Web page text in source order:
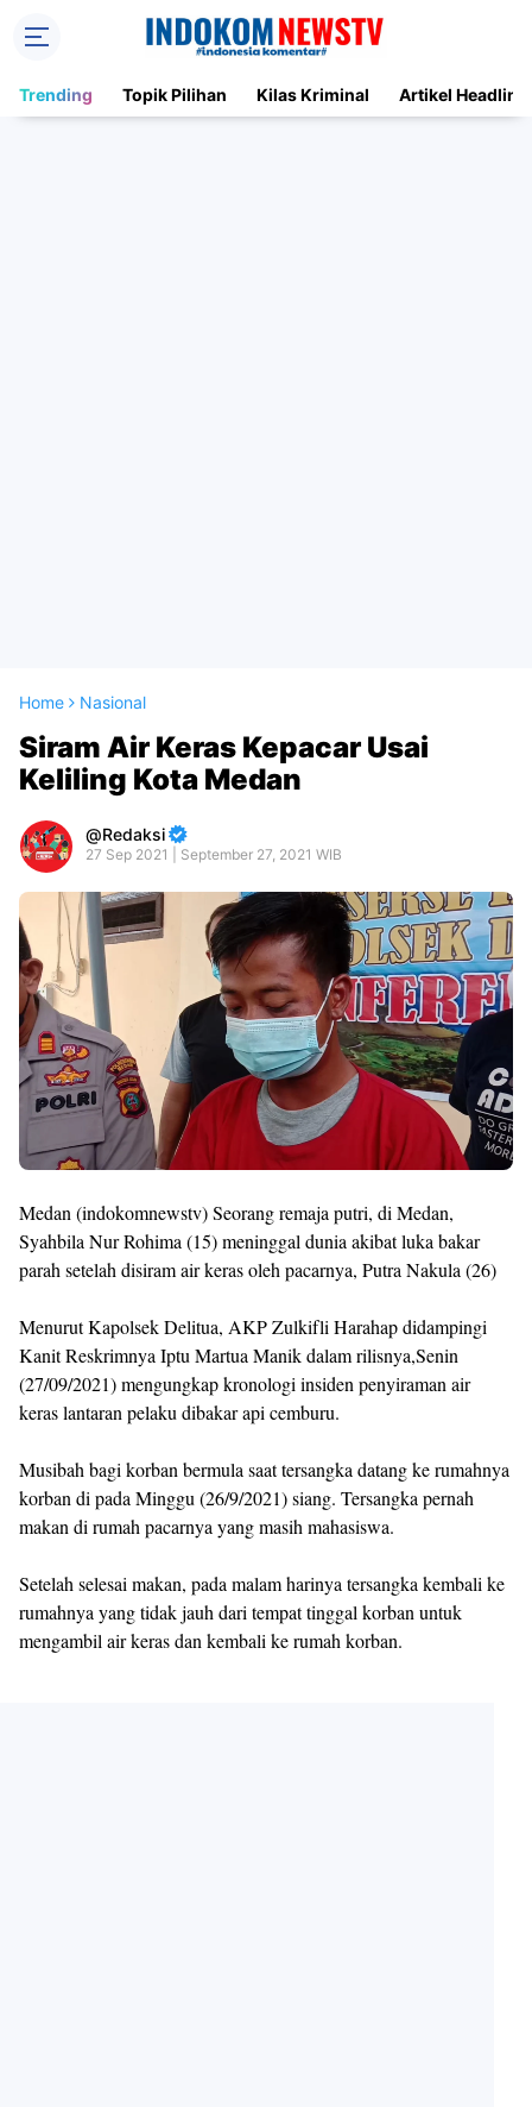
Trending Topik Pilihan Kilas Kriminal Artikel Headline
Home Nasional
Siram Air Keras Kepacar Usai
Keliling Kota Medan
Redaksi
27 Sep 2021 | September 27, 2021 WIB
Medan (indokomnewstv) Seorang remaja putri, di Medan,
Syahbila Nur Rohima (15) meninggal dunia akibat luka bakar
parah setelah disiram air keras oleh pacarnya, Putra Nakula (26)
Menurut Kapolsek Delitua, AKP Zulkifli Harahap didampingi
Kanit Reskrimnya Iptu Martua Manik dalam rilisnya,Senin
(27/09/2021) mengungkap kronologi insiden penyiraman air
keras lantaran pelaku dibakar api cemburu.
Musibah bagi korban bermula saat tersangka datang ke rumahnya
korban di pada Minggu (26/9/2021) siang. Tersangka pernah
makan di rumah pacarnya yang masih mahasiswa.
Setelah selesai makan, pada malam harinya tersangka kembali ke
rumahnya yang tidak jauh dari tempat tinggal korban untuk
mengambil air keras dan kembali ke rumah korban.